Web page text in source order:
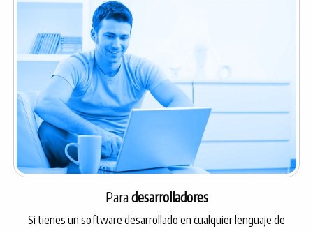
Paradesarrolladores
Si tienes un software desarrollado en cualquier lenguaje de